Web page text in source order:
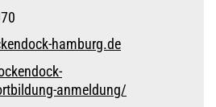
hamburg.de
anmeldung/